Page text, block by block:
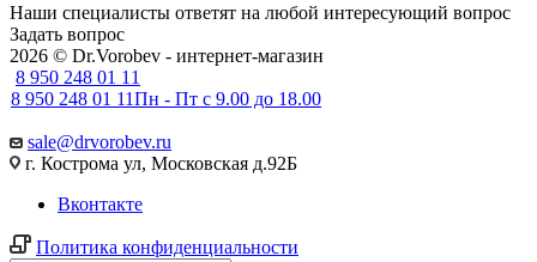
Наши специалисты ответят на любой интересующий вопрос
Задать вопрос
2026 © Dr.Vorobev - интернет-магазин
8 950 248 01 11
8 950 248 01 11Пн - Пт с 9.00 до 18.00
sale@drvorobev.ru
г. Кострома ул, Московская д.92Б
Вконтакте
Политика конфиденциальности